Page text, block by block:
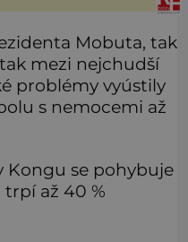
víte, takže
Mobuta, tak
mezi nejchudší
problémy vyústily
s nemocemi až
Kongu se pohybuje
až 40 %